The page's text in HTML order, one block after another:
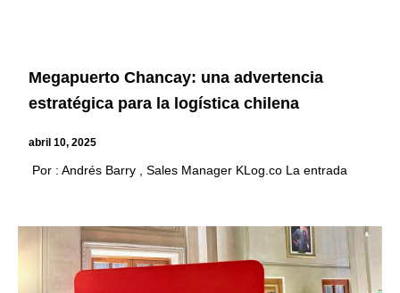
Megapuerto Chancay: una advertencia
estratégica para la logística chilena
abril 10, 2025
Por : Andrés Barry , Sales Manager KLog.co La entrada